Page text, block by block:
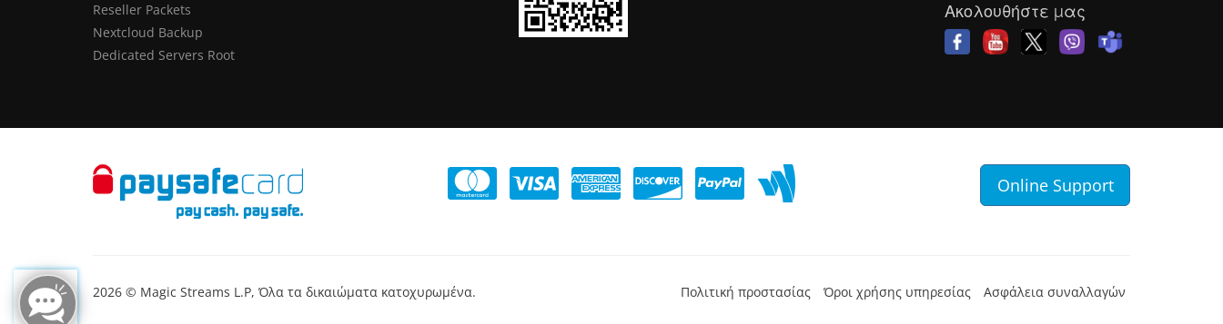
Reseller Packets
Nextcloud Backup
Dedicated Servers Root
Ακολουθήστε μας
Online Support
2026 © Magic Streams L.P, Όλα τα δικαιώματα κατοχυρωμένα. Πολιτική προστασίας Όροι χρήσης υπηρεσίας Ασφάλεια συναλλαγών